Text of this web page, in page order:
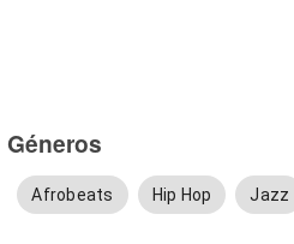
Géneros
Afrobeats Hip Hop Jazz